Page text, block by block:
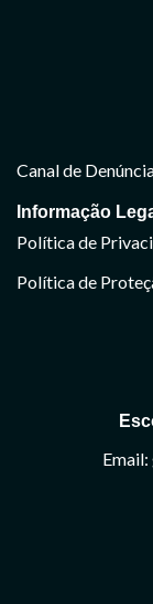
Canal de
Informação
Política de
Política de